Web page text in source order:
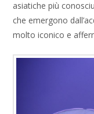
asiatiche più
che emergono
molto iconico e